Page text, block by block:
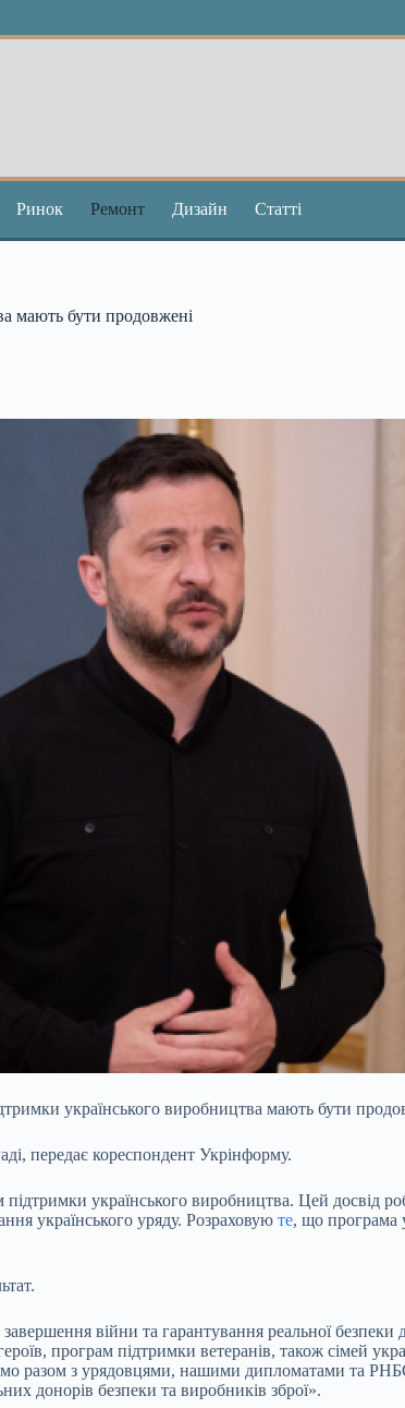
Ринок Ремонт Дизайн Статті
мають бути продовжені
українського виробництва мають бути
передає кореспондент Укрінформу.
українського виробництва. Цей досвід
українського уряду. Розраховую те, що програма
війни та гарантування реальної безпеки
програм підтримки ветеранів, також сімей
разом з урядовцями, нашими дипломатами та
донорів безпеки та виробників зброї».